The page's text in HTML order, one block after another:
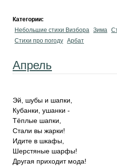
Категории:
Небольшие стихи Визбора Зима
Стихи про погоду Арбат
Апрель
Эй, шубы и шапки,
Кубанки, ушанки -
Тёплые шапки,
Стали вы жарки!
Идите в шкафы,
Шерстяные шарфы!
Другая приходит мода!